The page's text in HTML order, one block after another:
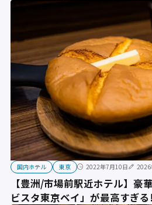
国内ホテル 東京 2022年7月10日 2026
【豊洲/市場前駅近ホテル】豪
ビスタ東京ベイ」が最高すぎ